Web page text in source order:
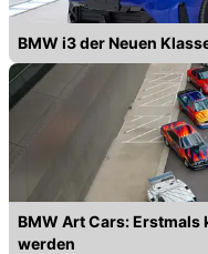
BMW i3 der Neuen
BMW Art Cars:
werden